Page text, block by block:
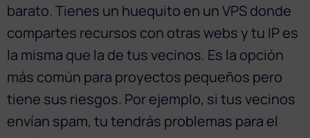
barato. Tienes un huequito en un VPS donde
compartes recursos con otras webs y tu IP es
la misma que la de tus vecinos. Es la opción
más común para proyectos pequeños pero
tiene sus riesgos. Por ejemplo, si tus vecinos
envían spam, tu tendrás problemas para el